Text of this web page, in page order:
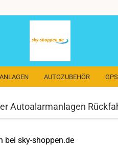
AUTOZUBEHÖR
Autoalarmanlagen
bei sky-shoppen.de